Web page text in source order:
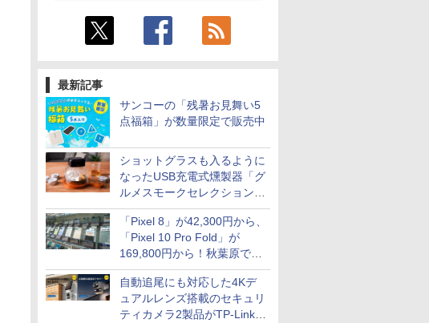
最新記事
サンコーの「残暑お見舞い5
点福箱」が数量限定で販売中
ショットグラスも入るように
なったUSB充電式燻製器「グ
ルメスモークセレクション
2」がサンコーから
「Pixel 8」が42,300円から、
「Pixel 10 Pro Fold」が
169,800円から！秋葉原で中
古のPixelシリーズがお買い得
自動追尾にも対応した4Kデ
ュアルレンズ搭載のセキュリ
ティカメラ2製品がTP-Linkか